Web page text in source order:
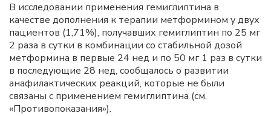
В исследовании применения гемиглиптина в
качестве дополнения к терапии метформином у двух
пациентов (1,71%), получавших гемиглиптин по 25 мг
2 раза в сутки в комбинации со стабильной дозой
метформина в первые 24 нед и по 50 мг 1 раз в сутки
в последующие 28 нед, сообщалось о развитии
анафилактических реакций, которые не были
связаны с применением гемиглиптина (см.
«Противопоказания»).